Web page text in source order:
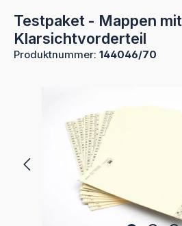
Testpaket - Mappen mit
Klarsichtvorderteil
Produktnummer: 144046/70